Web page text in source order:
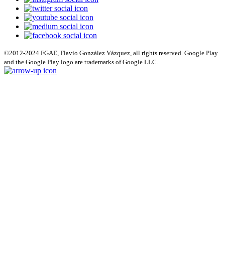
©2012-2024 FGAE, Flavio González Vázquez, all rights reserved. Google Play
and the Google Play logo are trademarks of Google LLC.